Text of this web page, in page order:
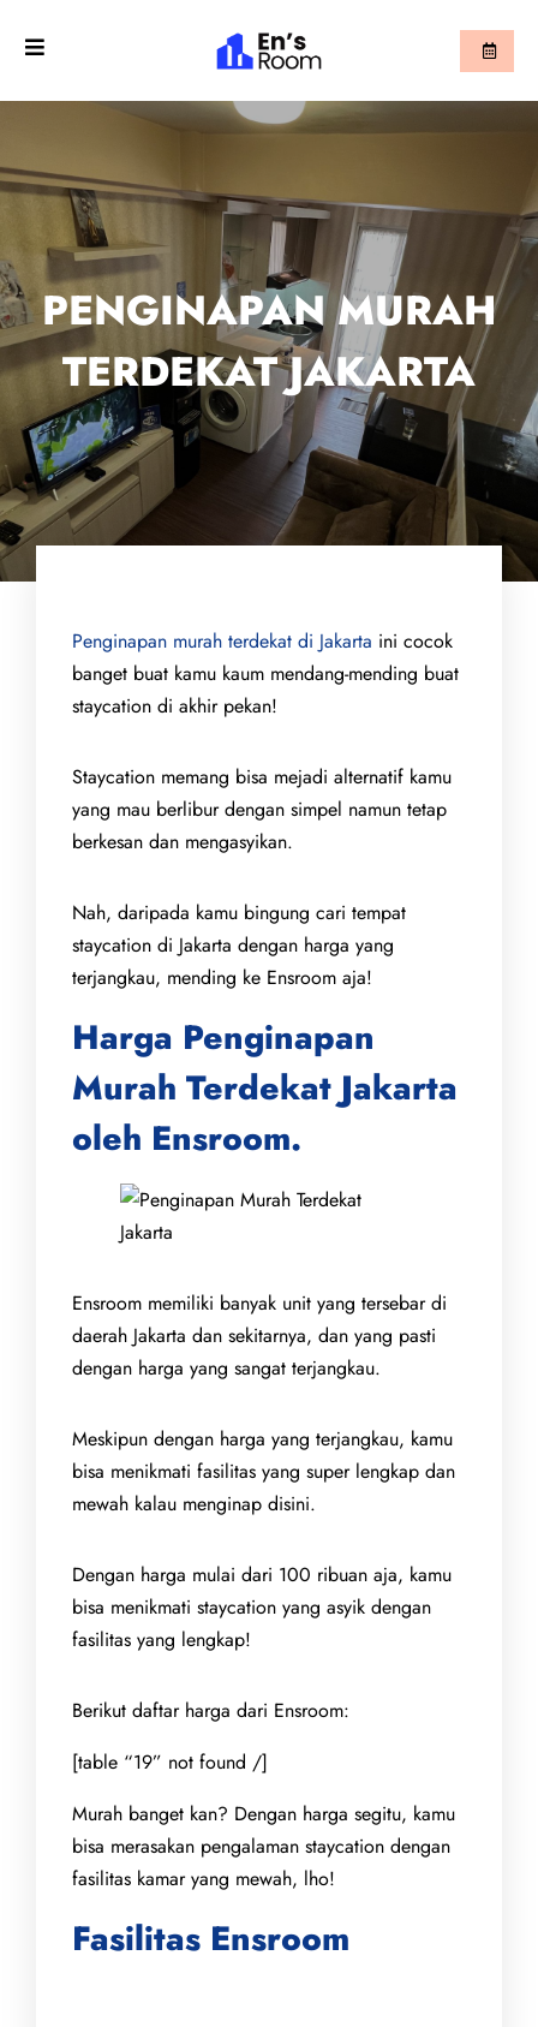
PENGINAPAN MURAH
TERDEKAT JAKARTA
Penginapan murah terdekat di Jakarta ini cocok
banget buat kamu kaum mendang-mending buat
staycation di akhir pekan!
Staycation memang bisa mejadi alternatif kamu
yang mau berlibur dengan simpel namun tetap
berkesan dan mengasyikan.
Nah, daripada kamu bingung cari tempat
staycation di Jakarta dengan harga yang
terjangkau, mending ke Ensroom aja!
Harga Penginapan
Murah Terdekat Jakarta
oleh Ensroom.
Ensroom memiliki banyak unit yang tersebar di
daerah Jakarta dan sekitarnya, dan yang pasti
dengan harga yang sangat terjangkau.
Meskipun dengan harga yang terjangkau, kamu
bisa menikmati fasilitas yang super lengkap dan
mewah kalau menginap disini.
Dengan harga mulai dari 100 ribuan aja, kamu
bisa menikmati staycation yang asyik dengan
fasilitas yang lengkap!
Berikut daftar harga dari Ensroom:
[table “19” not found /]
Murah banget kan? Dengan harga segitu, kamu
bisa merasakan pengalaman staycation dengan
fasilitas kamar yang mewah, lho!
Fasilitas Ensroom